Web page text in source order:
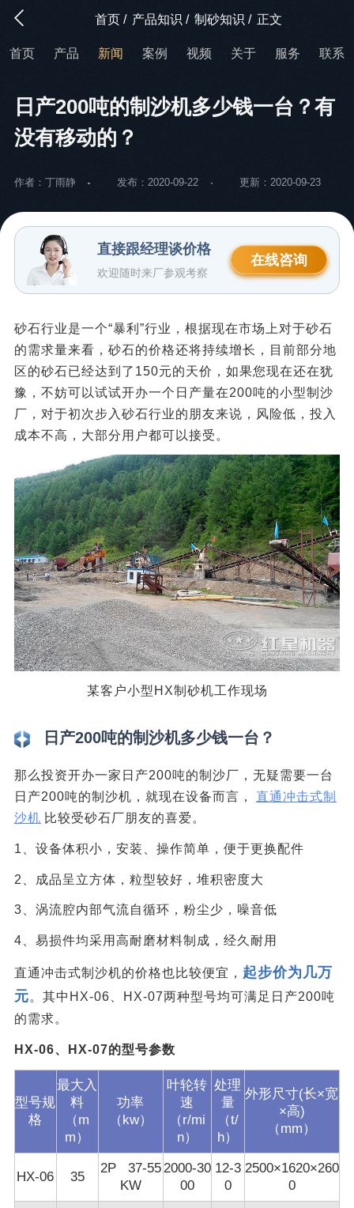
首页 / 产品知识 / 制砂知识 / 正文
首页 产品 新闻 案例 视频 关于 服务 联系
日产200吨的制沙机多少钱一台？有
没有移动的？
作者：丁雨静 发布：2020-09-22 更新：2020-09-23
直接跟经理谈价格
欢迎随时来厂参观考察
在线咨询
砂石行业是一个“暴利”行业，根据现在市场上对于砂石
的需求量来看，砂石的价格还将持续增长，目前部分地
区的砂石已经达到了150元的天价，如果您现在还在犹
豫，不妨可以试试开办一个日产量在200吨的小型制沙
厂，对于初次步入砂石行业的朋友来说，风险低，投入
成本不高，大部分用户都可以接受。
某客户小型HX制砂机工作现场
日产200吨的制沙机多少钱一台？
那么投资开办一家日产200吨的制沙厂，无疑需要一台
日产200吨的制沙机，就现在设备而言，
直通冲击式制
沙机 比较受砂石厂朋友的喜爱。
1、设备体积小，安装、操作简单，便于更换配件
2、成品呈立方体，粒型较好，堆积密度大
3、涡流腔内部气流自循环，粉尘少，噪音低
4、易损件均采用高耐磨材料制成，经久耐用
直通冲击式制沙机的价格也比较便宜， 起步价为几万
元。其中HX-06、HX-07两种型号均可满足日产200吨
的需求。
HX-06、HX-07的型号参数
型号规
格
最大入
料
（m
m）
功率
（kw）
叶轮转
速
（r/mi
n）
处理
量
（t/
h）
外形尺寸(长×宽
×高)
（mm）
HX-06 35
2P 37-55
KW
2000-30
00
12-3
0
2500×1620×260
0